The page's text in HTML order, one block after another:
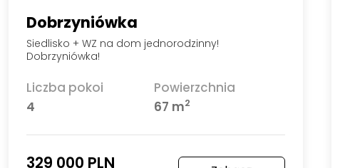
Dobrzyniówka
Siedlisko + WZ na dom jednorodzinny!
Dobrzyniówka!
Liczba pokoi
4
Powierzchnia
67 m2
329 000 PLN